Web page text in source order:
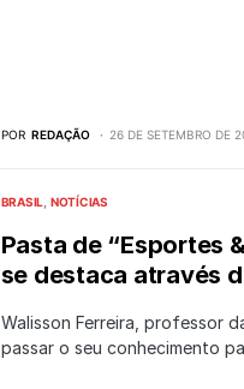
POR REDAÇÃO 26 DE SETEMBRO DE
BRASIL NOTÍCIAS
Pasta de “Esportes
se destaca através
Walisson Ferreira, professor
passar o seu conhecimento